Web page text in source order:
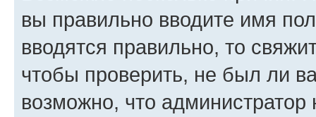
вы правильно вводите имя
вводятся правильно, то
чтобы проверить, не был ли
возможно, что администратор